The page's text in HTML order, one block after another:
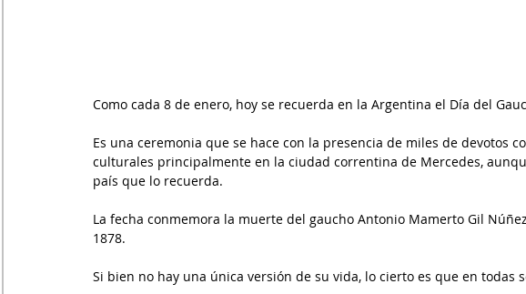
Como cada 8 de enero, hoy se recuerda en la Argentina el Día del
Es una ceremonia que se hace con la presencia de miles de devotos
culturales principalmente en la ciudad correntina de Mercedes,
país que lo recuerda.
La fecha conmemora la muerte del gaucho Antonio Mamerto Gil
1878.
Si bien no hay una única versión de su vida, lo cierto es que en todas